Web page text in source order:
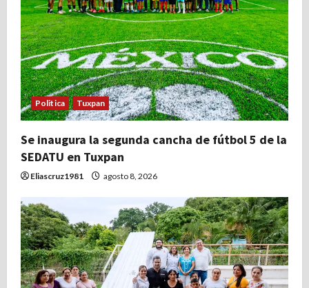
Politica Tuxpan
Se inaugura la segunda cancha de fútbol 5 de la
SEDATU en Tuxpan
Eliascruz1981 agosto 8, 2026